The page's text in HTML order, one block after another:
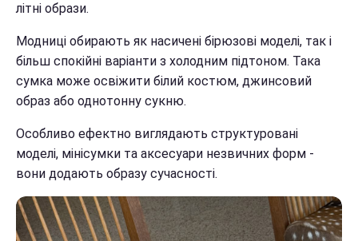
літні образи.
Модниці обирають як насичені бірюзові моделі, так і
більш спокійні варіанти з холодним підтоном. Така
сумка може освіжити білий костюм, джинсовий
образ або однотонну сукню.
Особливо ефектно виглядають структуровані
моделі, мінісумки та аксесуари незвичних форм -
вони додають образу сучасності.